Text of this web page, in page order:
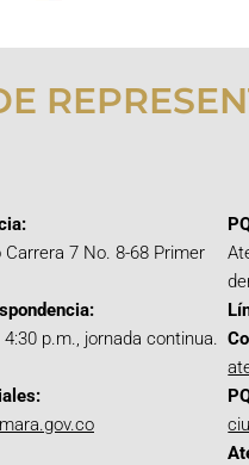
7 No. 8-68 Primer
p.m., jornada continua.